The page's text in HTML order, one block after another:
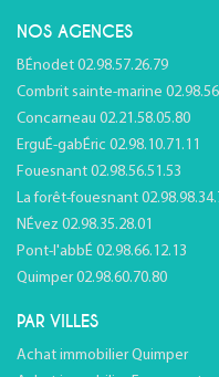
NOS AGENCES
BÉnodet 02.98.57.26.79
Combrit sainte-marine
Concarneau 02.21.58.05.80
ErguÉ-gabÉric 02.98.10.71.11
Fouesnant 02.98.56.51.53
La forêt-fouesnant
NÉvez 02.98.35.28.01
Pont-l'abbÉ 02.98.66.12.13
Quimper 02.98.60.70.80
PAR VILLES
Achat immobilier Quimper